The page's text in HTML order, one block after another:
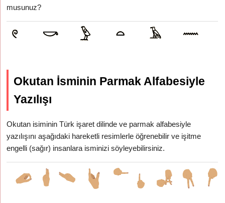
musunuz?
Okutan İsminin Parmak Alfabesiyle
Yazılışı
Okutan isiminin Türk işaret dilinde ve parmak alfabesiyle
yazılışını aşağıdaki hareketli resimlerle öğrenebilir ve işitme
engelli (sağır) insanlara isminizi söyleyebilirsiniz.